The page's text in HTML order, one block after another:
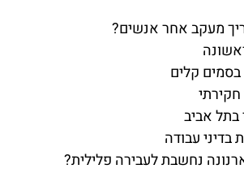
מעקב אחר אנשים?
קלים
בתל אביב
בדיני עבודה
נחשבת לעבירה פלילית?